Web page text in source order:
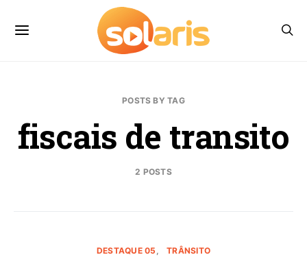
POSTS BY TAG
fiscais de transito
2 POSTS
DESTAQUE 05 TRÂNSITO